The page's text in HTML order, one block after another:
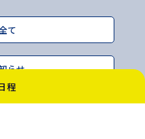
程
て
らせ
ックス